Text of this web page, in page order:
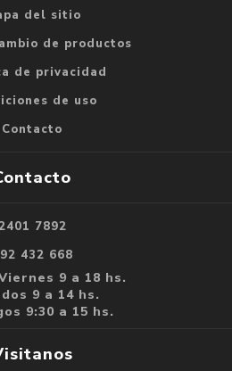
del sitio
de productos
de privacidad
de uso
Contacto
7892
432 668
9 a 18 hs.
9 a 14 hs.
9:30 a 15 hs.